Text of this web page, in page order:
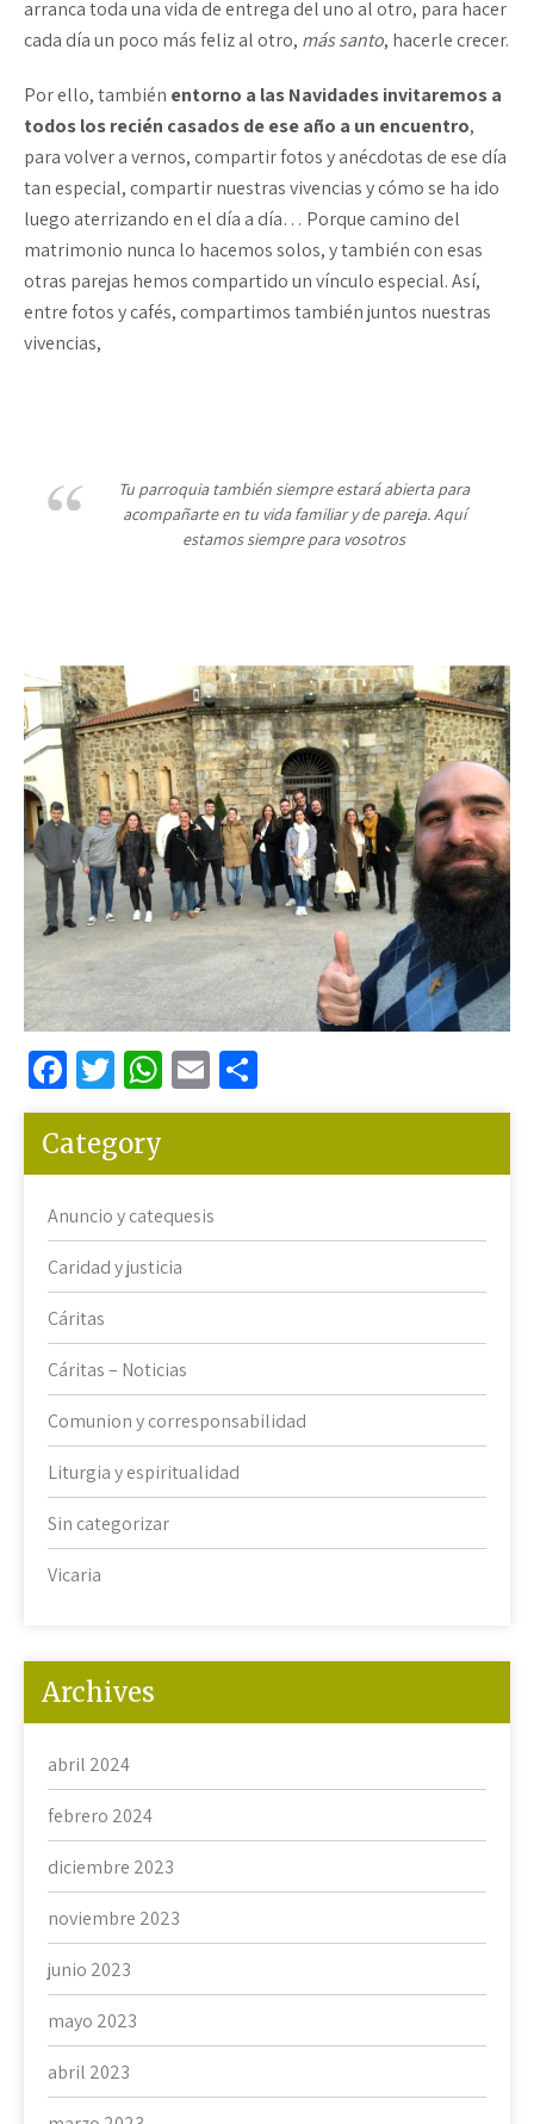
arranca toda una vida de entrega del uno al otro, para hacer
cada día un poco más feliz al otro, más santo, hacerle crecer.
Por ello, también entorno a las Navidades invitaremos a
todos los recién casados de ese año a un encuentro,
para volver a vernos, compartir fotos y anécdotas de ese día
tan especial, compartir nuestras vivencias y cómo se ha ido
luego aterrizando en el día a día… Porque camino del
matrimonio nunca lo hacemos solos, y también con esas
otras parejas hemos compartido un vínculo especial. Así,
entre fotos y cafés, compartimos también juntos nuestras
vivencias,
Tu parroquia también siempre estará abierta para
acompañarte en tu vida familiar y de pareja. Aquí
estamos siempre para vosotros
Fa
ce
b
o
o
k
T
wi
tt
er
W
h
sA
p
p
E
m o
p
Category
Anuncio y catequesis
Caridad y justicia
Cáritas
Cáritas – Noticias
Comunion y corresponsabilidad
Liturgia y espiritualidad
Sin categorizar
Vicaria
Archives
abril 2024
febrero 2024
diciembre 2023
noviembre 2023
junio 2023
mayo 2023
abril 2023